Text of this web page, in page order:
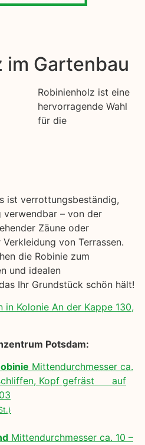
im Gartenbau
Robinienholz ist eine
hervorragende Wahl
für die
ist verrottungsbeständig,
– von der
Zäune oder
von Terrassen.
die Robinie zum
und idealen
Ihr Grundstück schön hält!
Kolonie An der Kappe 130,
Potsdam:
Mittendurchmesser ca.
Kopf gefräst auf
Mittendurchmesser ca. 10 –